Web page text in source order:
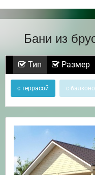
Бани из
Тип Размер
с террасой с